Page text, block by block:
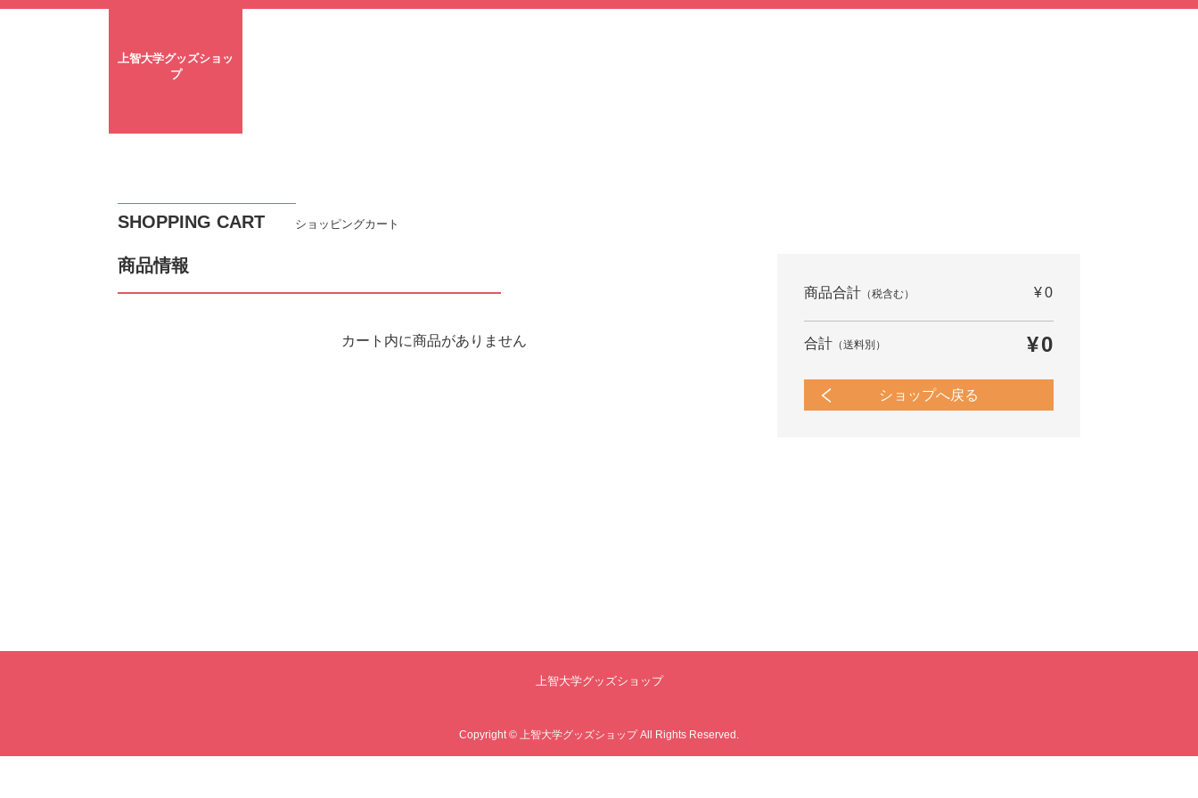
上智大学グッズショッ
プ
SHOPPING CART ショッピングカート
商品情報
カート内に商品がありません
商品合計 （税含む） ¥0
合計 （送料別） ¥0
ショップへ戻る
上智大学グッズショップ
Copyright © 上智大学グッズショップ All Rights Reserved.